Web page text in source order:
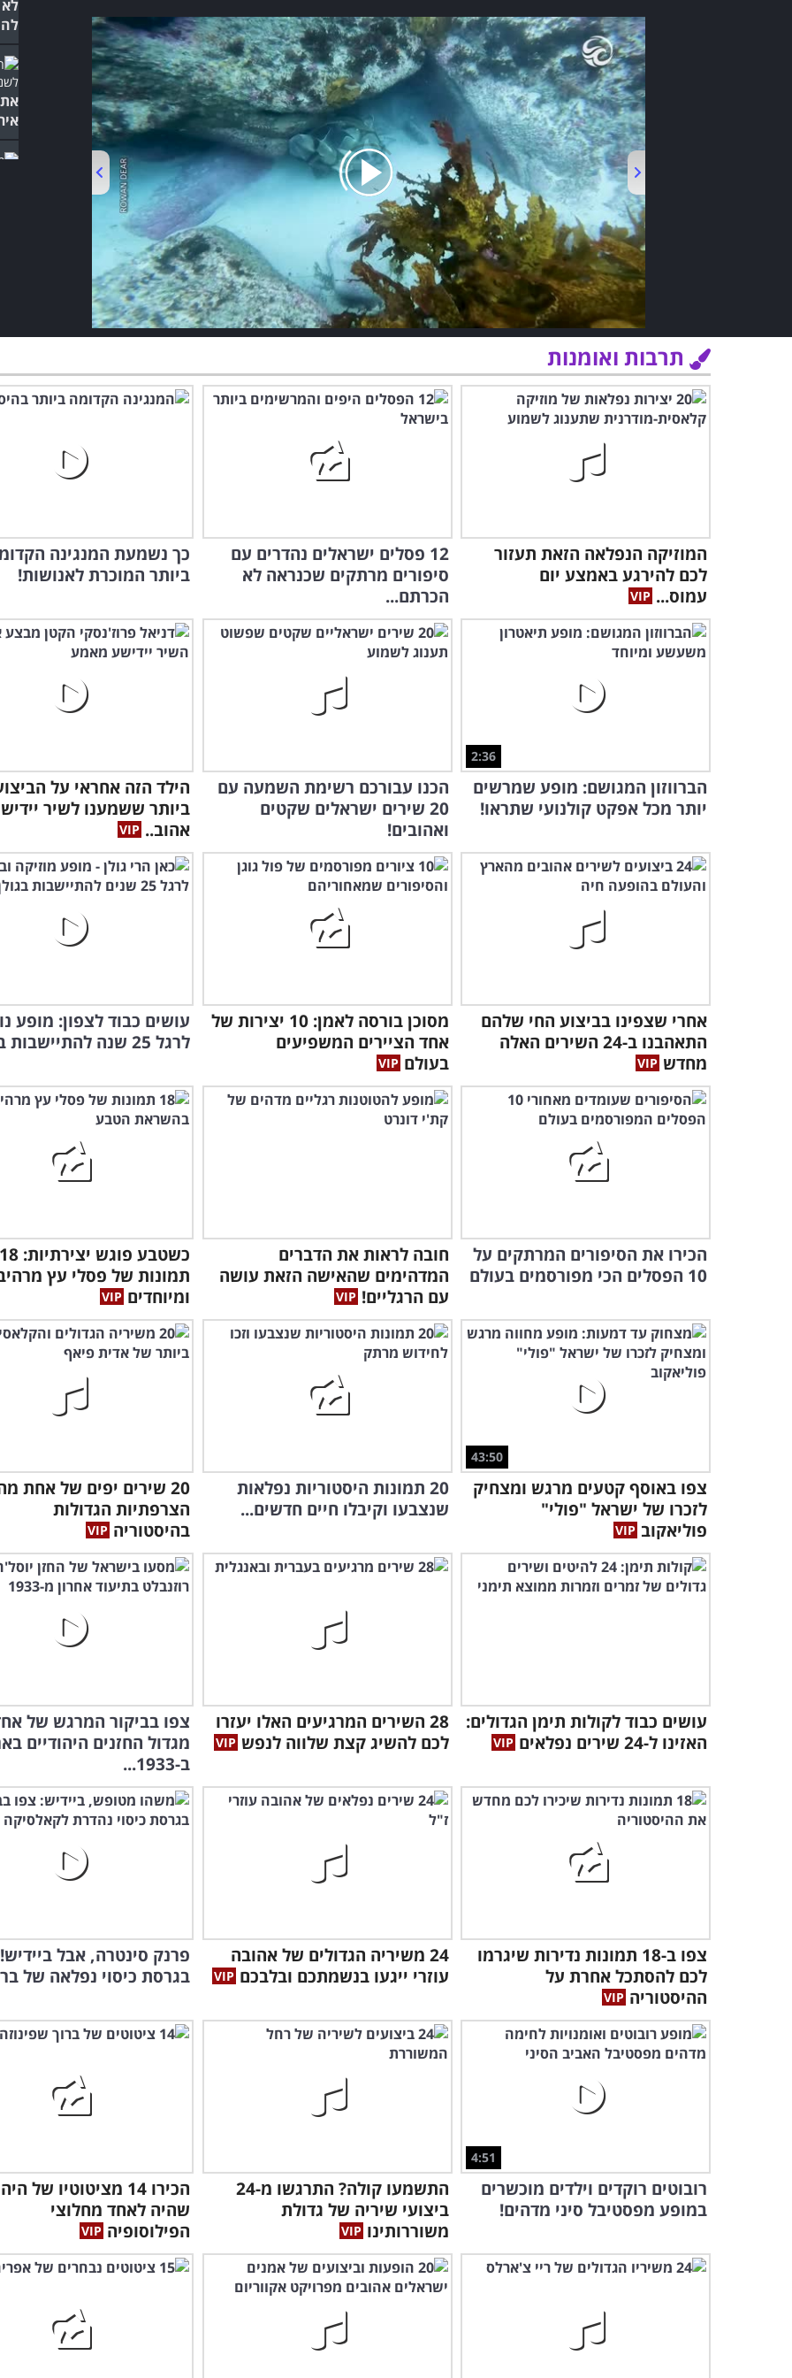
00:00/02:34
תרבות ואומנות
המוזיקה הנפלאה הזאת תעזור
לכם להירגע באמצע יום
עמוס...
12 פסלים ישראלים נהדרים עם
סיפורים מרתקים שכנראה לא
הכרתם...
כך נשמעת המנגינה
ביותר המוכרת לאנושות!
2:36
הברווזון המגושם: מופע שמרשים
יותר מכל אפקט קולנועי שתראו!
הכנו עבורכם רשימת השמעה עם
20 שירים ישראלים שקטים
ואהובים!
הילד הזה אחראי על
ביותר ששמענו לשיר יידיש
אהוב..
אחרי שצפינו בביצוע החי שלהם
התאהבנו ב-24 השירים האלה
מחדש
מסוכן בורסה לאמן: 10 יצירות של
אחד הציירים המשפיעים
בעולם
עושים כבוד לצפון: מופע
לרגל 25 שנה להתיישבות בגולן
הכירו את הסיפורים המרתקים על
10 הפסלים הכי מפורסמים בעולם
חובה לראות את הדברים
המדהימים שהאישה הזאת עושה
עם הרגליים!
כשטבע פוגש יצירתיות: 18
תמונות של פסלי עץ
ומיוחדים
43:50
צפו באוסף קטעים מרגש ומצחיק
לזכרו של ישראל "פולי"
פוליאקוב
20 תמונות היסטוריות נפלאות
שנצבעו וקיבלו חיים חדשים...
20 שירים יפים של אחת
הצרפתיות הגדולות
בהיסטוריה
עושים כבוד לקולות תימן הגדולים:
האזינו ל-24 שירים נפלאים
28 השירים המרגיעים האלו יעזרו
לכם להשיג קצת שלווה לנפש
צפו בביקור המרגש של
מגדול החזנים היהודיים
ב-1933...
צפו ב-18 תמונות נדירות שיגרמו
לכם להסתכל אחרת על
ההיסטוריה
24 משיריה הגדולים של אהובה
עוזרי ייגעו בנשמתכם ובלבכם
פרנק סינטרה, אבל
בגרסת כיסוי נפלאה של
4:51
רובוטים רוקדים וילדים מוכשרים
במופע מפסטיבל סיני מדהים!
התשמעו קולה? התרגשו מ-24
ביצועי שיריה של גדולת
משוררותינו
הכירו 14 מציטוטיו של
שהיה לאחד מחלוצי
הפילוסופיה